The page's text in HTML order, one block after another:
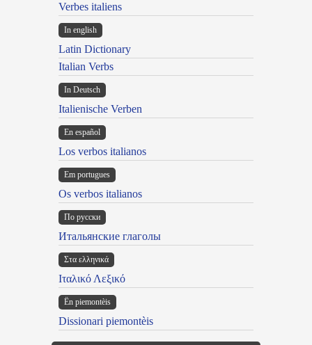
Verbes italiens
In english
Latin Dictionary
Italian Verbs
In Deutsch
Italienische Verben
En español
Los verbos italianos
Em portugues
Os verbos italianos
По русски
Итальянские глаголы
Στα ελληνικά
Ιταλικό Λεξικό
Ën piemontèis
Dissionari piemontèis